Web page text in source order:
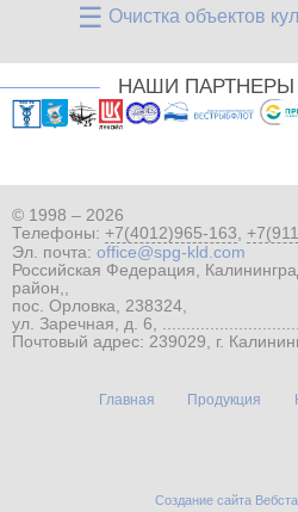
☰ Очистка объектов
НАШИ ПАРТНЕРЫ
© 1998 – 2026
Телефоны: +7(4012)965-163,
Эл. почта: office@spg-kld.com
Российская Федерация,
район,,
пос. Орловка, 238324,
ул. Заречная, д. 6,
Почтовый адрес: 239029, г.
Главная Продукция
Создание сайта